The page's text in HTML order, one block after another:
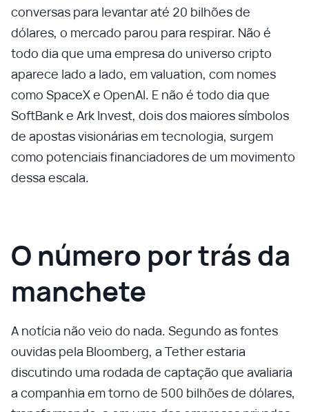
conversas para levantar até 20 bilhões de
dólares, o mercado parou para respirar. Não é
todo dia que uma empresa do universo cripto
aparece lado a lado, em valuation, com nomes
como SpaceX e OpenAI. E não é todo dia que
SoftBank e Ark Invest, dois dos maiores símbolos
de apostas visionárias em tecnologia, surgem
como potenciais financiadores de um movimento
dessa escala.
O número por trás da
manchete
A notícia não veio do nada. Segundo as fontes
ouvidas pela Bloomberg, a Tether estaria
discutindo uma rodada de captação que avaliaria
a companhia em torno de 500 bilhões de dólares,